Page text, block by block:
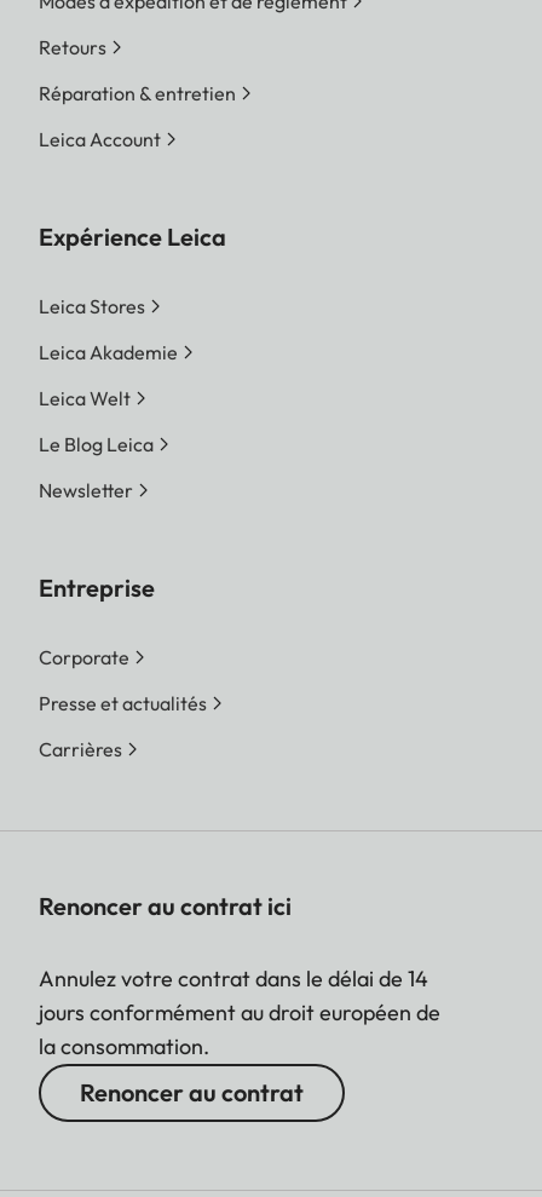
Retours
Réparation & entretien
Leica Account
Expérience Leica
Leica Stores
Leica Akademie
Leica Welt
Le Blog Leica
Newsletter
Entreprise
Corporate
Presse et actualités
Carrières
Renoncer au contrat ici
Annulez votre contrat dans le délai de 14
jours conformément au droit européen de
la consommation.
Renoncer au contrat